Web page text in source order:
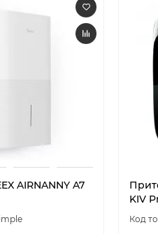
AIRNANNY A7
KIV